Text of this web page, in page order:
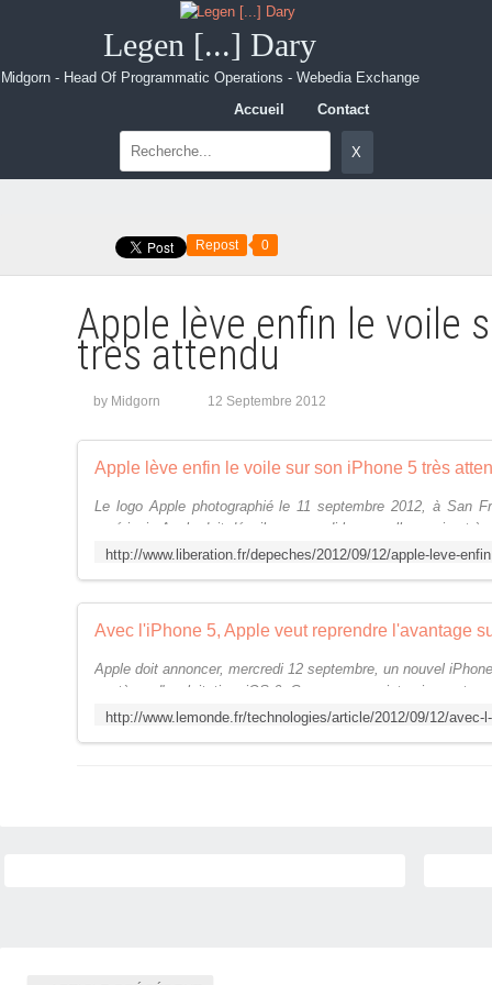
Legen [...] Dary
Midgorn - Head Of Programmatic Operations - Webedia Exchange
Accueil
Contact
Repost 0
Apple lève enfin le voile
très attendu
by Midgorn 12 Septembre 2012
Apple lève enfin le voile sur son iPhone 5 très
Le logo Apple photographié le 11 septembre 2012, à San
américain Apple doit dévoiler mercredi la nouvelle version
Avec l'iPhone 5, Apple veut reprendre l'avantage
Apple doit annoncer, mercredi 12 septembre, un nouvel
système d'exploitation, iOS 6. Ces annonces interviennent